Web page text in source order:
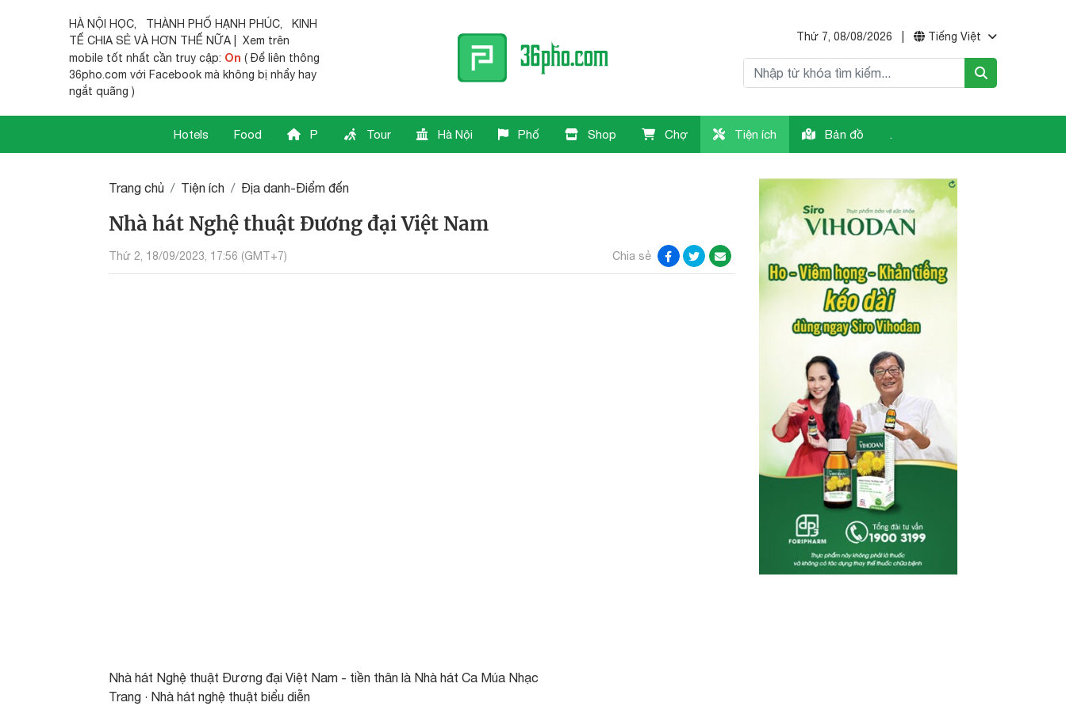
HÀ NỘI HỌC, THÀNH PHỐ HẠNH PHÚC,
KINH
TẾ CHIA SẺ VÀ HƠN THẾ NỮA | Xem trên
mobile tốt nhất cần truy cập: On ( Để liên thông
36pho.com với Facebook mà không bị nhẩy hay
ngắt quãng )
Thứ 7, 08/08/2026 Tiếng Việt
Hotels Food P Tour Hà Nội Phố Shop Chợ Tiện ích Bản đồ .
Trang chủ Tiện ích Địa danh-Điểm đến
Nhà hát Nghệ thuật Đương đại Việt Nam
Thứ 2, 18/09/2023, 17:56 (GMT+7) Chia sẻ
Nhà hát Nghệ thuật Đương đại Việt Nam - tiền thân là Nhà hát Ca Múa Nhạc
Trang · Nhà hát nghệ thuật biểu diễn